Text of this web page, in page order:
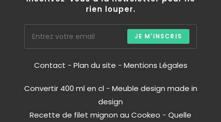
rien louper.
JE M'INSCRIS
Contact - Plan du site - Mentions Légales
Convertir 400 ml en cl - Meuble design made in
design
Recette de filet mignon au Cookeo - Quelle